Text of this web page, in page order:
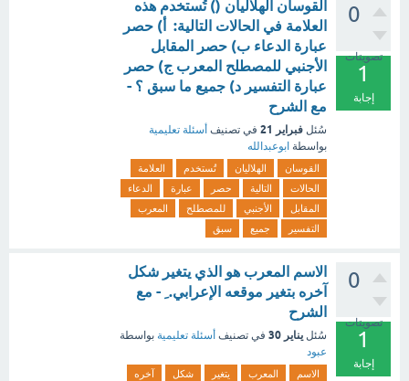
0
تصويتات
1
إجابة
القوسان الهلاليان () تُستخدم هذه
العلامة في الحالات التالية: أ) حصر
عبارة الدعاء ب) حصر المقابل
الأجنبي للمصطلح المعرب ج) حصر
عبارة التفسير د) جميع ما سبق ؟ -
مع الشرح
سُئل فبراير 21 في تصنيف أسئلة تعليمية
بواسطة ابوعبدالله
القوسان الهلاليان تُستخدم
العلامة
الحالات
التالية حصر عبارة
الدعاء
المقابل
الأجنبي للمصطلح
المعرب
التفسير
جميع سبق
0
تصويتات
1
إجابة
الاسم المعرب هو الذي يتغير شكل
آخره بتغير موقعه الإعرابي. ِ - مع
الشرح
سُئل يناير 30 في تصنيف أسئلة تعليمية بواسطة
عبود
الاسم المعرب يتغير شكل آخره